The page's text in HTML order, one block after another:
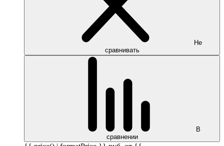
Не
сравнивать
В
сравнении